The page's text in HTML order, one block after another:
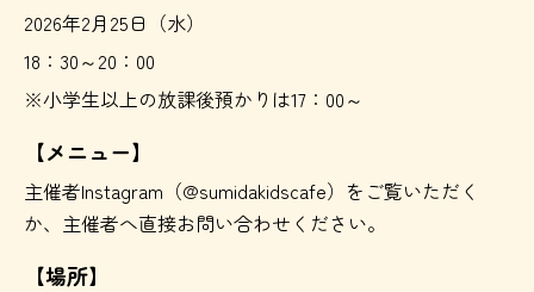
2026年2月25日（水）
18：30～20：00
※小学生以上の放課後預かりは17：00～
【メニュー】
主催者Instagram（@sumidakidscafe）をご覧いただく
か、主催者へ直接お問い合わせください。
【場所】